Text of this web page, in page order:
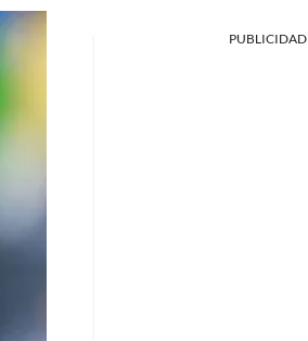
PUBLICIDAD